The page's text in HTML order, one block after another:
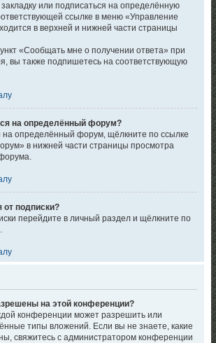
или подписаться на определённую
ссылке в меню «Управление
в верхней и нижней части страницы
«Сообщать мне о получении ответа» при
вы также подпишетесь на соответствующую
на определённый форум?
на определённый форум, щёлкните по ссылке
в нижней части страницы просмотра
от подписки?
перейдите в личный раздел и щёлкните по
на этой конференции?
конференции может разрешить или
типы вложений. Если вы не знаете, какие
свяжитесь с администратором конференции